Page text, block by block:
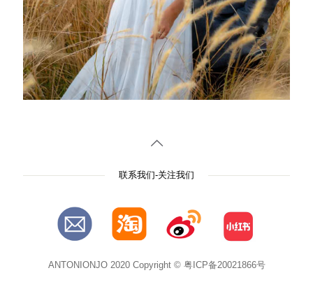
联系我们-关注我们
ANTONIONJO 2020 Copyright © 粤ICP备20021866号